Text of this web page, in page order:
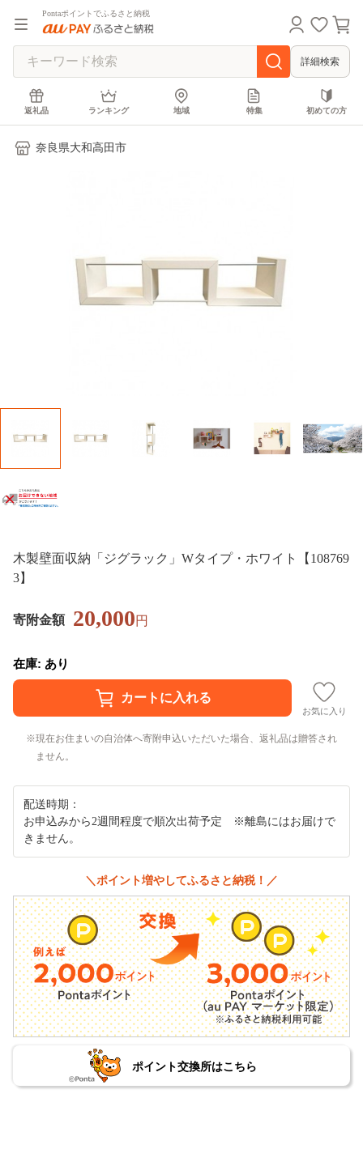
Pontaポイントでふるさと納税
詳細検索
返礼品 ランキング 地域 特集 初めての方
奈良県大和高田市
木製壁面収納「ジグラック」Wタイプ・ホワイト【108769
3】
寄附金額 20,000円
在庫: あり
お気に入り
現在お住まいの自治体へ寄附申込いただいた場合、返礼品は贈答され
ません。
配送時期：
お申込みから2週間程度で順次出荷予定 ※離島にはお届けで
きません。
＼ポイント増やしてふるさと納税！／
ポイント交換所はこちら